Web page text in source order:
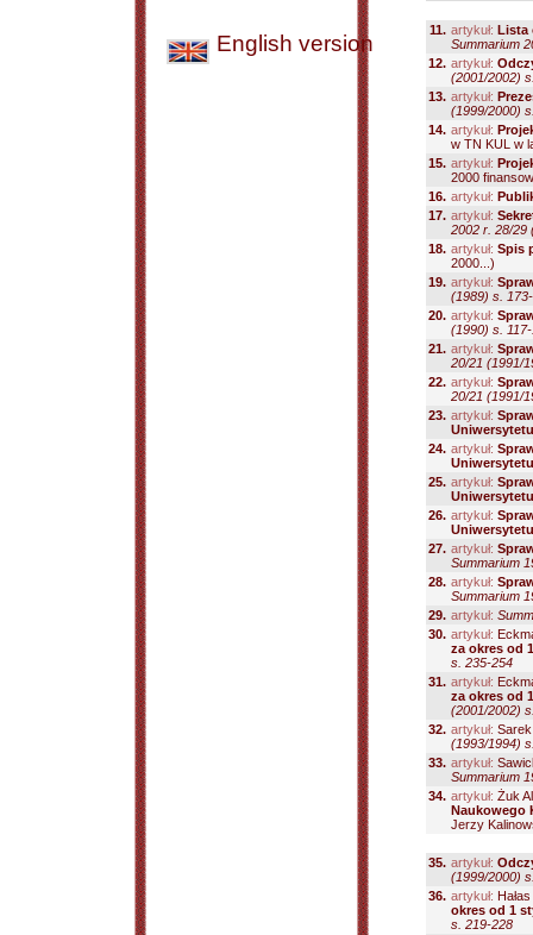
English version
11. artykuł: Lista
Summarium
12. artykuł:
(2001/2002)
13. artykuł:
(1999/2000)
14. artykuł:
w TN KUL w
15. artykuł:
2000
16. artykuł:
17. artykuł:
2002 r. 28/29
18. artykuł: Spis
2000...)
19. artykuł:
(1989) s.
20. artykuł:
(1990) s.
21. artykuł:
20/21 (1991/
22. artykuł:
20/21 (1991/
23. artykuł:
24. artykuł:
25. artykuł:
26. artykuł:
27. artykuł:
Summarium
28. artykuł:
Summarium
29. artykuł:
30. artykuł:
za okres od
s. 235-254
31. artykuł:
za okres od
(2001/2002)
32. artykuł:
(1993/1994)
33. artykuł:
Summarium
34. artykuł: Żuk
Naukowego
Jerzy
35. artykuł:
(1999/2000)
36. artykuł:
okres od 1
s. 219-228